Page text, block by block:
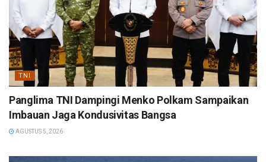
TNI
Panglima TNI Dampingi Menko Polkam Sampaikan
Imbauan Jaga Kondusivitas Bangsa
AGUSTUS 5, 2026